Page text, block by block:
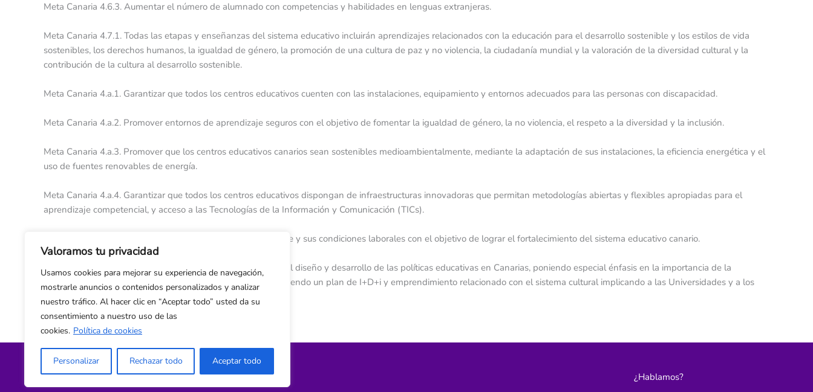
Valoramos tu privacidad
Usamos cookies para mejorar su experiencia de navegación,
mostrarle anuncios o contenidos personalizados y analizar
nuestro tráfico. Al hacer clic en “Aceptar todo” usted da su
consentimiento a nuestro uso de las
cookies. Política de cookies
Personalizar Rechazar todo Aceptar todo
Meta Canaria 4.6.3. Aumentar el número de alumnado con competencias y habilidades en lenguas extranjeras.
Meta Canaria 4.7.1. Todas las etapas y enseñanzas del sistema educativo incluirán aprendizajes relacionados con la educación para el desarrollo sostenible y los estilos de vida
sostenibles, los derechos humanos, la igualdad de género, la promoción de una cultura de paz y no violencia, la ciudadanía mundial y la valoración de la diversidad cultural y la
contribución de la cultura al desarrollo sostenible.
Meta Canaria 4.a.1. Garantizar que todos los centros educativos cuenten con las instalaciones, equipamiento y entornos adecuados para las personas con discapacidad.
Meta Canaria 4.a.2. Promover entornos de aprendizaje seguros con el objetivo de fomentar la igualdad de género, la no violencia, el respeto a la diversidad y la inclusión.
Meta Canaria 4.a.3. Promover que los centros educativos canarios sean sostenibles medioambientalmente, mediante la adaptación de sus instalaciones, la eficiencia energética y el
uso de fuentes renovables de energía.
Meta Canaria 4.a.4. Garantizar que todos los centros educativos dispongan de infraestructuras innovadoras que permitan metodologías abiertas y flexibles apropiadas para el
aprendizaje competencial, y acceso a las Tecnologías de la Información y Comunicación (TICs).
Meta Canaria 4.c.1. Mejorar la formación del personal docente y sus condiciones laborales con el objetivo de lograr el fortalecimiento del sistema educativo canario.
Meta Canaria Cultural 9. Incorporar la cultura como eje para el diseño y desarrollo de las políticas educativas en Canarias, poniendo especial énfasis en la importancia de la
educación cultural en los distintos niveles educativos promoviendo un plan de I+D+i y emprendimiento relacionado con el sistema cultural implicando a las Universidades y a los
centros de investigación aplicada.
Política de privacidad y cookies ¿Hablamos?